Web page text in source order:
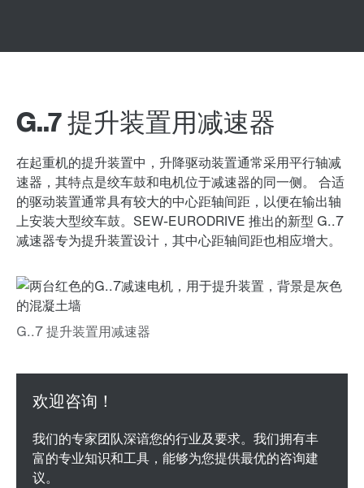
G..7 提升装置用减速器
在起重机的提升装置中，升降驱动装置通常采用平行轴减
速器，其特点是绞车鼓和电机位于减速器的同一侧。 合适
的驱动装置通常具有较大的中心距轴间距，以便在输出轴
上安装大型绞车鼓。SEW-EURODRIVE 推出的新型 G..7
减速器专为提升装置设计，其中心距轴间距也相应增大。
我们的专家团队深谙您的行业及要求。我们拥有丰
富的专业知识和工具，能够为您提供最优的咨询建
议。